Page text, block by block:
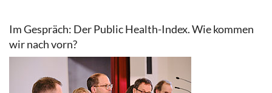
Im Gespräch: Der Public Health-Index. Wie kommen
wir nach vorn?